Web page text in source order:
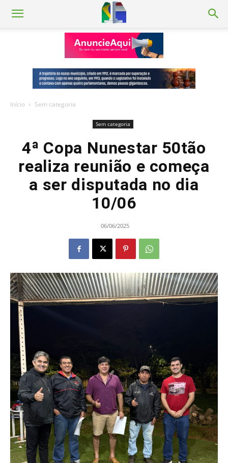
Início Sem categoria
Sem categoria
4ª Copa Nunestar 50tão
realiza reunião e começa
a ser disputada no dia
10/06
06/06/2025